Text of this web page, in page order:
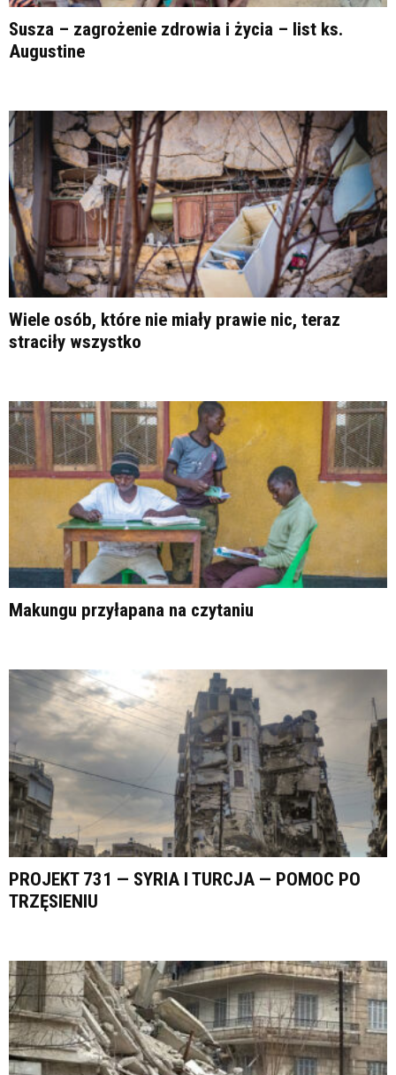
Susza – zagrożenie zdrowia i życia – list ks.
Augustine
Wiele osób, które nie miały prawie nic, teraz
straciły wszystko
Makungu przyłapana na czytaniu
PROJEKT 731 — SYRIA I TURCJA — POMOC PO
TRZĘSIENIU